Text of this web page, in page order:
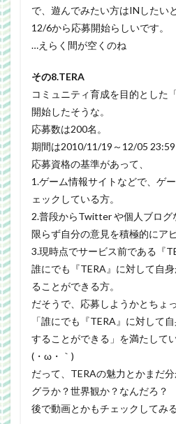
で、遊んでみたい方はINしたい
12/6から応募開始らしいです。
…えらく間が空くのね
その8.TERA
コミュニティ育成を目的とした
開始したそうな。
応募数は200名。
期間は2010/11/19～12/05 23:59
応募資格の基準があって、
1.ゲーム情報サイトなどで、ゲ
ェックしている方。
2.普段からTwitter や個人ブログ
限らず自分の意見を積極的にア
3.現時点でサービス前である『
誰にでも『TERA』に対して自
ることができる方。
だそうで、応募しようかとちょ
「誰にでも『TERA』に対して
することができる」を満たして
(・ω・｀)
だって、TERAの魅力とかまだ分
グラか？世界観か？なんだろ？
後で動画とかもチェックしてみ